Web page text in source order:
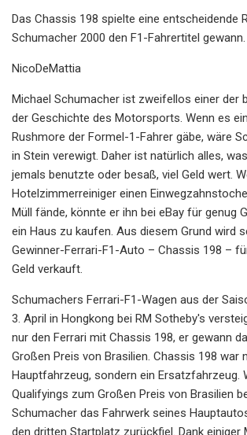
Das Chassis 198 spielte eine entscheidende
Schumacher 2000 den F1-Fahrertitel gewann.
NicoDeMattia
Michael Schumacher ist zweifellos einer der
der Geschichte des Motorsports. Wenn es
Rushmore der Formel-1-Fahrer gäbe, wäre
in Stein verewigt. Daher ist natürlich alles,
jemals benutzte oder besaß, viel Geld wert.
Hotelzimmerreiniger einen
Müll fände, könnte er ihn bei eBay für genug
ein Haus zu kaufen. Aus diesem Grund wird
Gewinner-Ferrari-F1-Auto – Chassis 198 –
Geld verkauft.
Schumachers Ferrari-F1-Wagen aus der
3. April in Hongkong bei RM Sotheby's
nur den Ferrari mit Chassis 198, er gewann
Großen Preis von Brasilien. Chassis 198 war
Hauptfahrzeug, sondern ein Ersatzfahrzeug.
Qualifyings zum Großen Preis von Brasilien
Schumacher das Fahrwerk seines
den dritten Startplatz zurückfiel. Dank einiger